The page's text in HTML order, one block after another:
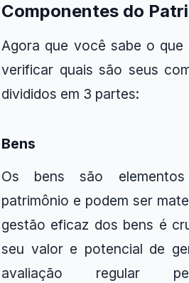
Componentes do
Agora que você sabe o que
verificar quais são seus
divididos em 3 partes:
Bens
Os bens são
patrimônio e podem ser
gestão eficaz dos bens é
seu valor e potencial de
avaliação regular